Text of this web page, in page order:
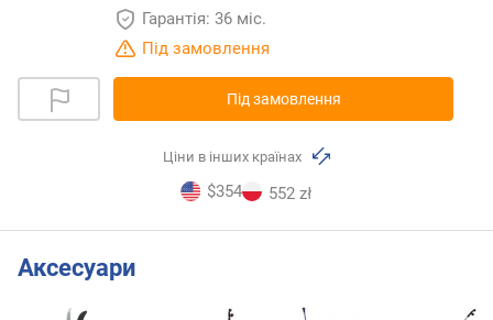
Гарантія: 36 міс.
Під замовлення
Під замовлення
Ціни в інших країнах
$354 552 zł
Аксесуари